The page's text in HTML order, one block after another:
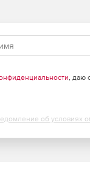
, даю
об условиях